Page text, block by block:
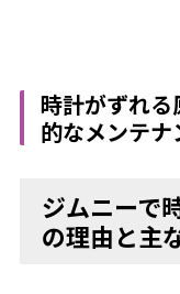
時計がずれ
的なメンテ
ジムニーで
の理由と主